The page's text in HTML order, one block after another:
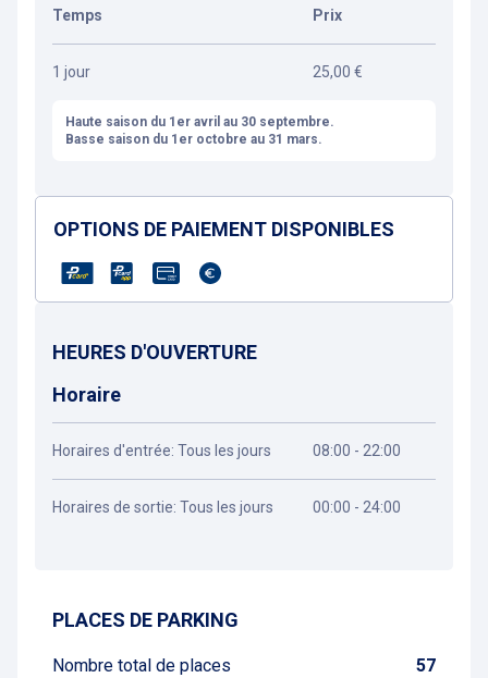
Temps Prix
1 jour 25,00 €
Haute saison du 1er avril au 30 septembre.
Basse saison du 1er octobre au 31 mars.
OPTIONS DE PAIEMENT DISPONIBLES
HEURES D'OUVERTURE
Horaire
Horaires d'entrée: Tous les jours 08:00 - 22:00
Horaires de sortie: Tous les jours 00:00 - 24:00
PLACES DE PARKING
Nombre total de places 57